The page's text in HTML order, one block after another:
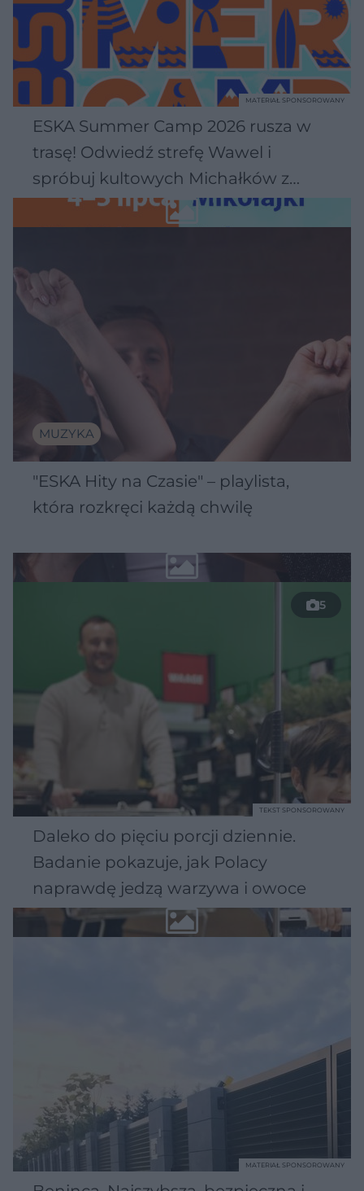
ESKA Summer Camp 2026 rusza w
trasę! Odwiedź strefę Wawel i
spróbuj kultowych Michałków z
Wawelu
MATERIAŁ SPONSOROWANY
MUZYKA
"ESKA Hity na Czasie" – playlista,
która rozkręci każdą chwilę
5
Daleko do pięciu porcji dziennie.
Badanie pokazuje, jak Polacy
naprawdę jedzą warzywa i owoce
TEKST SPONSOROWANY
MATERIAŁ SPONSOROWANY